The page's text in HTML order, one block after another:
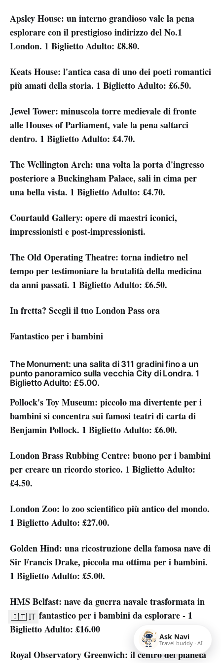
Apsley House: un interno grandioso vale la pena
esplorare con il prestigioso indirizzo del No.1
London. 1 Biglietto Adulto: £8.80.
Keats House: l'antica casa di uno dei poeti romantici
più amati della storia. 1 Biglietto Adulto: £6.50.
Jewel Tower: minuscola torre medievale di fronte
alle Houses of Parliament, vale la pena saltarci
dentro. 1 Biglietto Adulto: £4.70.
The Wellington Arch: una volta la porta d'ingresso
posteriore a Buckingham Palace, sali in cima per
una bella vista. 1 Biglietto Adulto: £4.70.
Courtauld Gallery: opere di maestri iconici,
impressionisti e post-impressionisti.
The Old Operating Theatre: torna indietro nel
tempo per testimoniare la brutalità della medicina
da anni passati. 1 Biglietto Adulto: £6.50.
In fretta? Scegli il tuo London Pass ora
Fantastico per i bambini
The Monument: una salita di 311 gradini fino a un
punto panoramico sulla vecchia City di Londra. 1
Biglietto Adulto: £5.00.
Pollock's Toy Museum: piccolo ma divertente per i
bambini si concentra sui famosi teatri di carta di
Benjamin Pollock. 1 Biglietto Adulto: £6.00.
London Brass Rubbing Centre: buono per i bambini
per creare un ricordo storico. 1 Biglietto Adulto:
£4.50.
London Zoo: lo zoo scientifico più antico del mondo.
1 Biglietto Adulto: £27.00.
Golden Hind: una ricostruzione della famosa nave di
Sir Francis Drake, piccola ma ottima per i bambini.
1 Biglietto Adulto: £5.00.
HMS Belfast: nave da guerra navale trasformata in
museo, fantastico per i bambini da esplorare - 1
Biglietto Adulto: £16.00
Royal Observatory Greenwich: il centro del pianeta
Ask Navi
Travel buddy · AI
🇮🇹 IT